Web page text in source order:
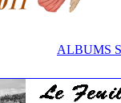
ALBUMS